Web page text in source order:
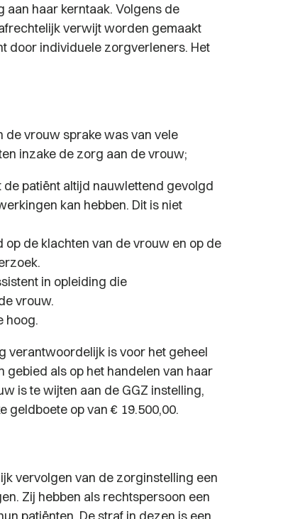
haar kerntaak. Volgens de
verwijt worden gemaakt
door individuele zorgverleners. Het
de vrouw sprake was van vele
inzake de zorg aan de vrouw;
patiënt altijd nauwlettend gevolgd
kan hebben. Dit is niet
de klachten van de vrouw en op de
in opleiding die
vrouw.
hoog.
verantwoordelijk is voor het geheel
als op het handelen van haar
is te wijten aan de GGZ instelling,
geldboete op van € 19.500,00.
vervolgen van de zorginstelling een
Zij hebben als rechtspersoon een